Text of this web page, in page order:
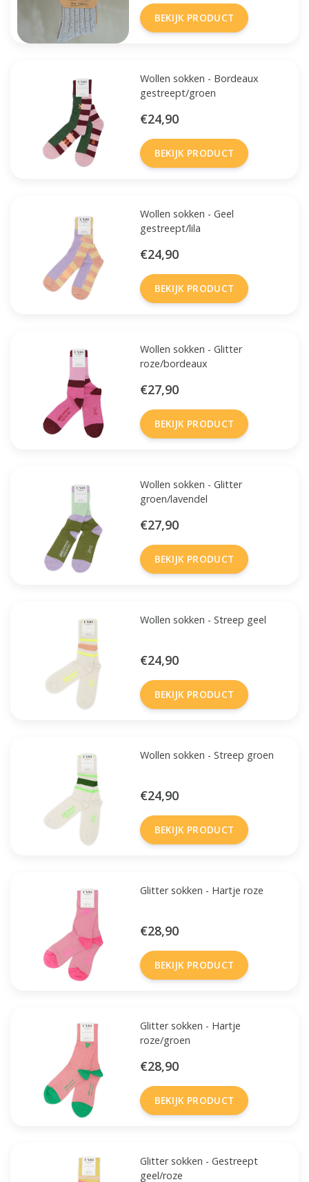
BEKIJK PRODUCT
Wollen sokken - Bordeaux
gestreept/groen
€24,90
BEKIJK PRODUCT
Wollen sokken - Geel
gestreept/lila
€24,90
BEKIJK PRODUCT
Wollen sokken - Glitter
roze/bordeaux
€27,90
BEKIJK PRODUCT
Wollen sokken - Glitter
groen/lavendel
€27,90
BEKIJK PRODUCT
Wollen sokken - Streep geel
€24,90
BEKIJK PRODUCT
Wollen sokken - Streep groen
€24,90
BEKIJK PRODUCT
Glitter sokken - Hartje roze
€28,90
BEKIJK PRODUCT
Glitter sokken - Hartje
roze/groen
€28,90
BEKIJK PRODUCT
Glitter sokken - Gestreept
geel/roze